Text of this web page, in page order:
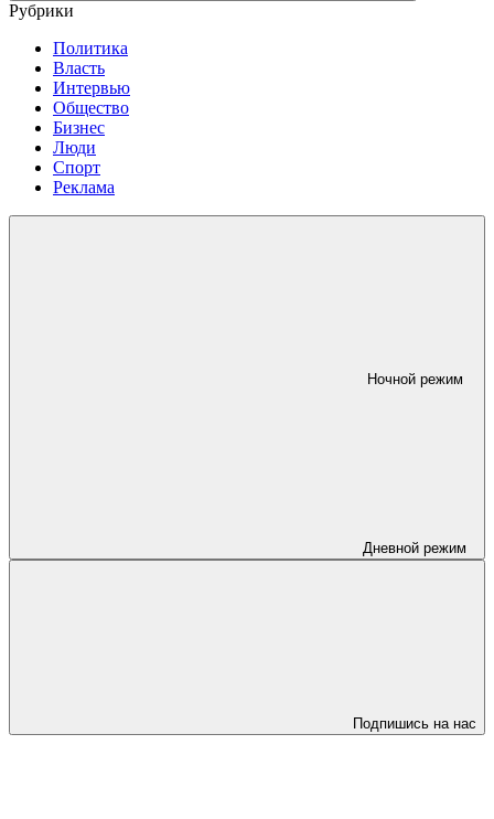
Рубрики
Политика
Власть
Интервью
Общество
Бизнес
Люди
Спорт
Реклама
Ночной режим
Дневной режим
Подпишись на нас